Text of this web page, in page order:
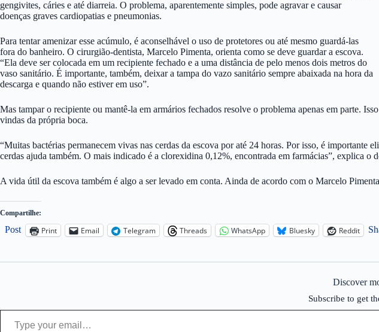
gengivites, cáries e até diarreia. O problema, aparentemente simples, pode agravar e causar
doenças graves cardiopatias e pneumonias.
Para tentar amenizar esse acúmulo, é aconselhável o uso de protetores ou até mesmo guardá-las
fora do banheiro. O cirurgião-dentista, Marcelo Pimenta, orienta como se deve guardar a escova.
“Ela deve ser colocada em um recipiente fechado e a uma distância de pelo menos dois metros do
vaso sanitário. É importante, também, deixar a tampa do vazo sanitário sempre abaixada na hora da
descarga e quando não estiver em uso”.
Mas tampar o recipiente ou mantê-la em armários fechados resolve o problema apenas em parte.
vindas da própria boca.
“Muitas bactérias permanecem vivas nas cerdas da escova por até 24 horas. Por isso, é
cerdas ajuda também. O mais indicado é a clorexidina 0,12%, encontrada em farmácias”, explica o
A vida útil da escova também é algo a ser levado em conta. Ainda de acordo com o Marcelo
Compartilhe:
Post Print Email Telegram Threads WhatsApp Bluesky Reddit
Discover
Subscribe to get
Type your email…